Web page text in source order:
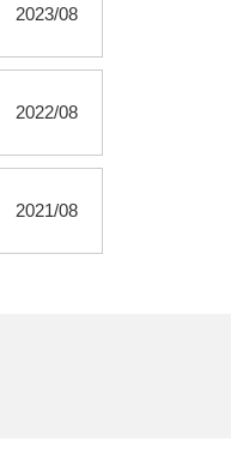
2023/08
2022/08
2021/08